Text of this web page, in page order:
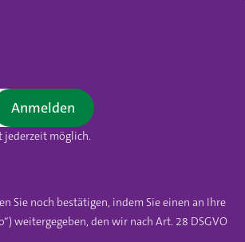
jederzeit möglich.
Anmelden
Sie noch bestätigen, indem Sie einen an Ihre
weitergegeben, den wir nach Art. 28 DSGVO